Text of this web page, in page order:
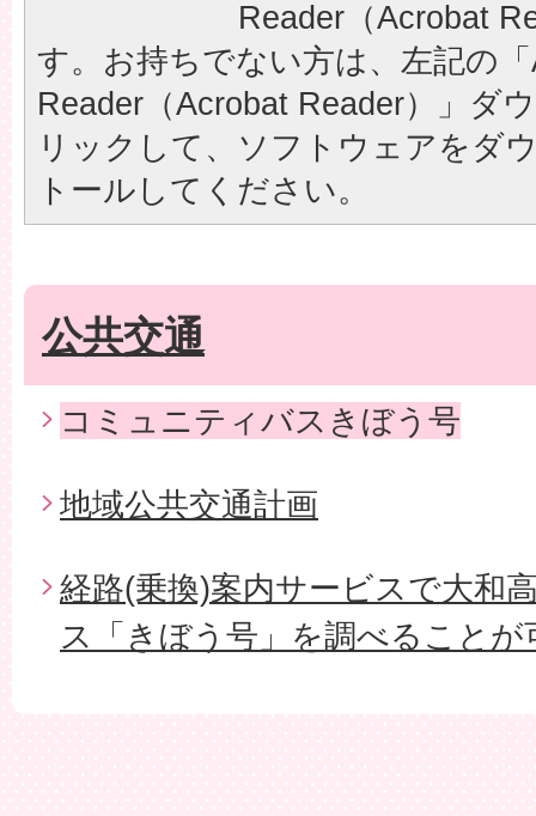
Reader（Acrobat
す。お持ちでない方は、左記の
Reader（Acrobat Reader）」ダ
リックして、ソフトウェアをダ
トールしてください。
公共交通
コミュニティバスきぼう号
地域公共交通計画
経路(乗換)案内サービスで大和
ス「きぼう号」を調べること